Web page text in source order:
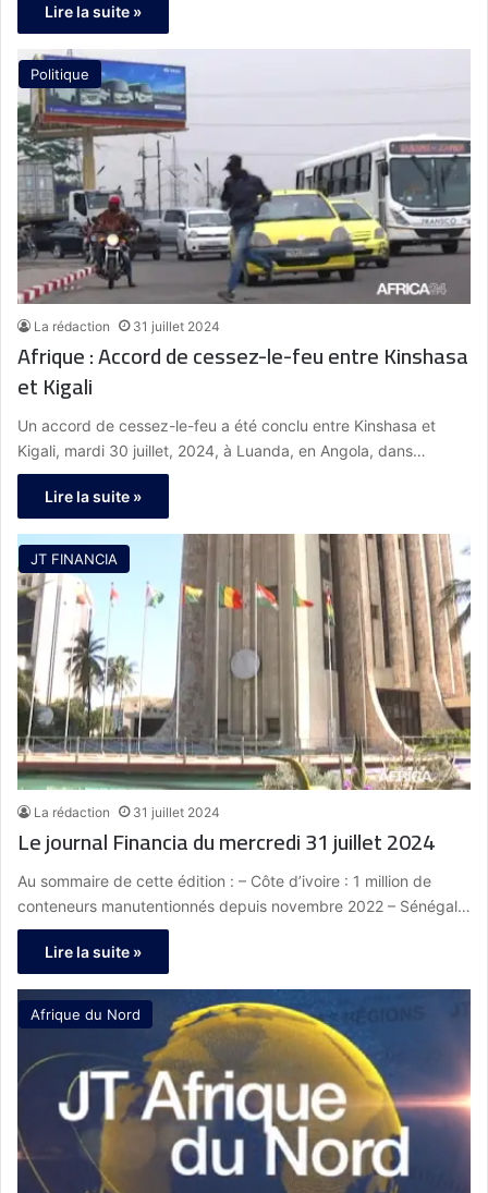
Lire la suite »
Politique
La rédaction 31 juillet 2024
Afrique : Accord de cessez-le-feu entre Kinshasa
et Kigali
Un accord de cessez-le-feu a été conclu entre Kinshasa et
Kigali, mardi 30 juillet, 2024, à Luanda, en Angola, dans…
Lire la suite »
JT FINANCIA
La rédaction 31 juillet 2024
Le journal Financia du mercredi 31 juillet 2024
Au sommaire de cette édition : – Côte d’ivoire : 1 million de
conteneurs manutentionnés depuis novembre 2022 – Sénégal…
Lire la suite »
Afrique du Nord